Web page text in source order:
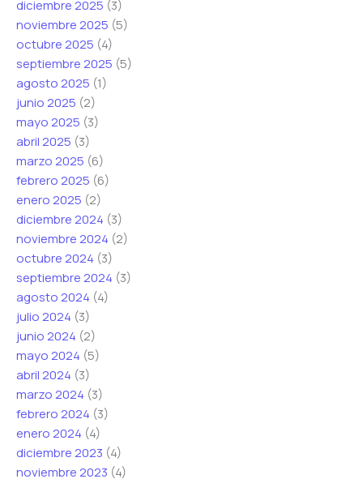
r
ó
n
i
c
o
C
o
r
r
e
o
C
o
r
r
e
o
r
ó
n
i
c
o
*
diciembre 2025 (3)
noviembre 2025 (5)
octubre 2025 (4)
septiembre 2025 (5)
agosto 2025 (1)
junio 2025 (2)
mayo 2025 (3)
abril 2025 (3)
marzo 2025 (6)
febrero 2025 (6)
enero 2025 (2)
diciembre 2024 (3)
noviembre 2024 (2)
octubre 2024 (3)
septiembre 2024 (3)
agosto 2024 (4)
julio 2024 (3)
junio 2024 (2)
mayo 2024 (5)
abril 2024 (3)
marzo 2024 (3)
febrero 2024 (3)
enero 2024 (4)
diciembre 2023 (4)
noviembre 2023 (4)